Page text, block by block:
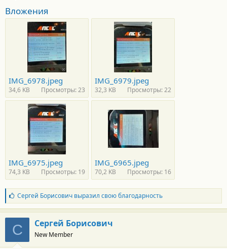
Вложения
IMG_6978.jpeg
34,6 KB Просмотры: 23
IMG_6979.jpeg
32,3 KB Просмотры: 22
IMG_6975.jpeg
74,3 KB Просмотры: 19
IMG_6965.jpeg
70,2 KB Просмотры: 16
Б
л
а
г
о
д
а
Сергей Борисовичвыразил свою благодарность
С Сергей Борисович
New Member